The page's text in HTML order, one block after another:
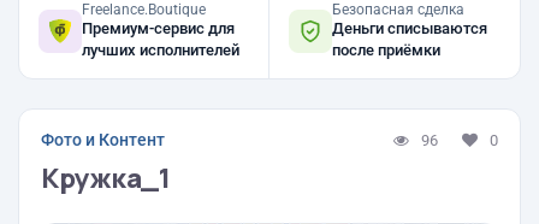
Freelance.Boutique
Премиум-сервис для
лучших исполнителей
Безопасная сделка
Деньги списываются
после приёмки
Фото и Контент 96 0
Кружка_1